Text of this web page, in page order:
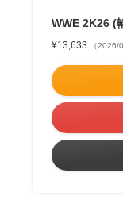
WWE 2K26 (
¥13,633 （